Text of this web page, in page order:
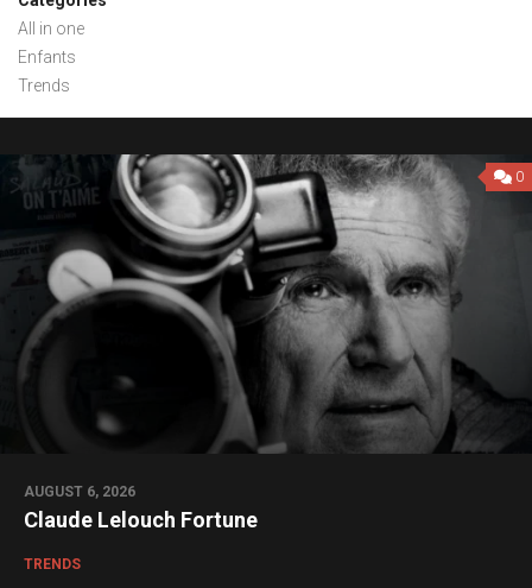
All in one
Enfants
Trends
0
AUGUST 6, 2026
Claude Lelouch Fortune
TRENDS